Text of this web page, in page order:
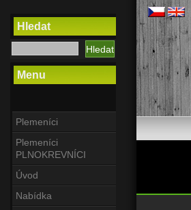
Hledat
Menu
Plemeníci
Plemeníci
PLNOKREVNÍCI
Úvod
Nabídka